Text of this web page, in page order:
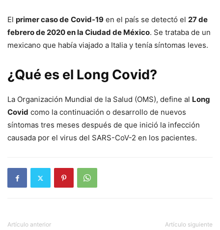
El primer caso de Covid-19 en el país se detectó el 27 de
febrero de 2020 en la Ciudad de México. Se trataba de un
mexicano que había viajado a Italia y tenía síntomas leves.
¿Qué es el Long Covid?
La Organización Mundial de la Salud (OMS), define al Long
Covid como la continuación o desarrollo de nuevos
síntomas tres meses después de que inició la infección
causada por el virus del SARS-CoV-2 en los pacientes.
Artículo anterior Artículo siguiente